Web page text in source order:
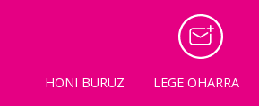
HONI BURUZ LEGE OHARRA